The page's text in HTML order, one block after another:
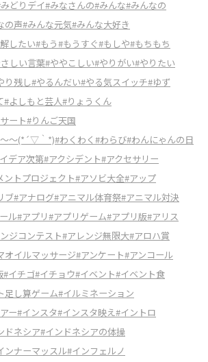
どりデイ#みなさんの#みんな#みんなの
の声#みんな元気#みんな大好き
したい#もう#もうすぐ#もしや#もちもち
しい言葉#ややこしい#やりがい#やりたい
り残し#やるんだい#やる気スイッチ#ゆず
#よしもと芸人#りょうくん
ート#りんご天国
～(*´▽｀*)#わくわく #わらび#わんにゃんの日
デア次第#アクシデント#アクセサリー
ントプロジェクト#アソビ大全#アップ
ブ#アナログ#アニマル体育祭#アニマル対決
ル#アプリ#アプリゲーム#アプリ版#アリス
ジコンテスト#アレンジ無限大#アロハ賞
オイルマッサージ#アンケート#アンコール
#イチゴ#イチョウ#イベント#イベント食
足し算ゲーム#イルミネーション
ー#インスタ#インスタ映え #イントロ
ドネシア#インドネシアの体操
ンナーマッスル#インフェルノ